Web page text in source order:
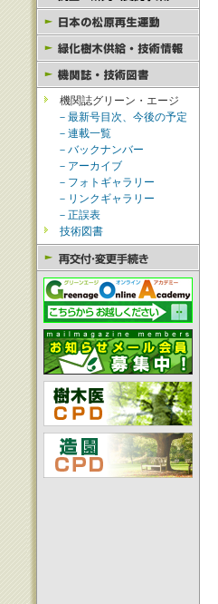
機関誌グリーン・エージ
－最新号目次、今後の予定
－連載一覧
－バックナンバー
－アーカイブ
－フォトギャラリー
－リンクギャラリー
－正誤表
技術図書